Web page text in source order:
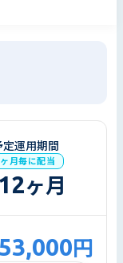
定運用期間
月毎に配当
12ヶ月
53,000 円